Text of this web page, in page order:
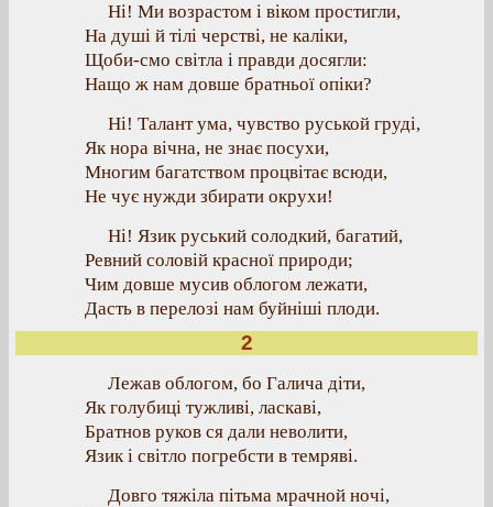
Ні! Ми возрастом і віком простигли,
На душі й тілі черстві, не каліки,
Щоби-смо світла і правди досягли:
Нащо ж нам довше братньої опіки?
Ні! Талант ума, чувство руськой груді,
Як нора вічна, не знає посухи,
Многим багатством процвітає всюди,
Не чує нужди збирати окрухи!
Ні! Язик руський солодкий, багатий,
Ревний соловій красної природи;
Чим довше мусив облогом лежати,
Дасть в перелозі нам буйніші плоди.
2
Лежав облогом, бо Галича діти,
Як голубиці тужливі, ласкаві,
Братнов руков ся дали неволити,
Язик і світло погребсти в темряві.
Довго тяжіла пітьма мрачной ночі,